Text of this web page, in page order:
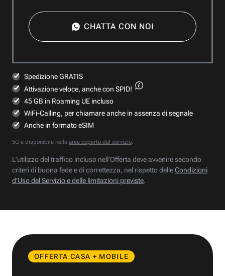
CHATTA CON NOI
Spedizione GRATIS
Attivazione veloce, anche con SPID!
45 GB in Roaming UE incluso
WiFi-Calling, per chiamare anche in assenza di segnale
Anche in formato eSIM
5G è disponibile nelle aree coperte dal servizio.
L’utilizzo del traffico incluso nell’Offerta deve avvenire secondo
criteri di buona fede e di correttezza, nel rispetto delleCondizioni
d’Uso del Servizio e delle limitazioni previste.
OFFERTA CASA + MOBILE